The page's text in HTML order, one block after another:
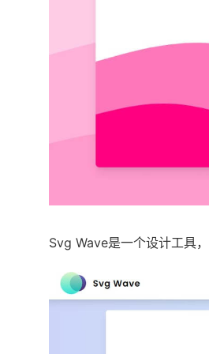
Svg Wave是一个设计工具，